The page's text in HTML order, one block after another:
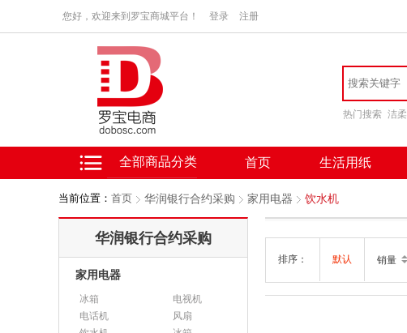
您好，欢迎来到罗宝商城平台！ 登录 注册
热门搜索 洁柔
全部商品分类 首页 生活用纸
当前位置： 首页 华润银行合约采购 家用电器 饮水机
华润银行合约采购
家用电器
冰箱
电视机
电话机
风扇
排序： 默认 销量